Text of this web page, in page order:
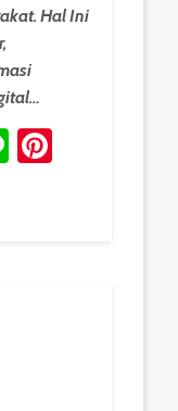
Hal Ini
Line